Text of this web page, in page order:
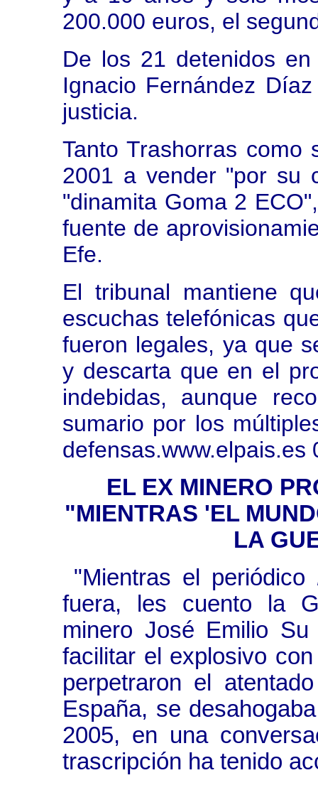
200.000 euros, el
De los 21 detenidos
Ignacio Fernández
justicia.
Tanto Trashorras como
2001 a vender "por su
"dinamita Goma 2
fuente de
Efe.
El tribunal mantiene
escuchas telefónicas
fueron legales, ya que
y descarta que en el
indebidas, aunque
sumario por los
defensas.www.elpais.es
EL EX MINERO
"MIENTRAS 'EL
LA
"Mientras el periódico
fuera, les cuento la
minero José Emilio
facilitar el explosivo
perpetraron el
España, se
2005, en una
trascripción ha tenido